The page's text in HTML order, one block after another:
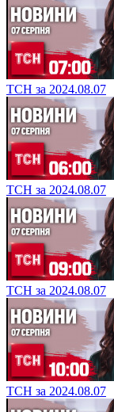
ТСН за 2024.08.07
ТСН за 2024.08.07
ТСН за 2024.08.07
ТСН за 2024.08.07